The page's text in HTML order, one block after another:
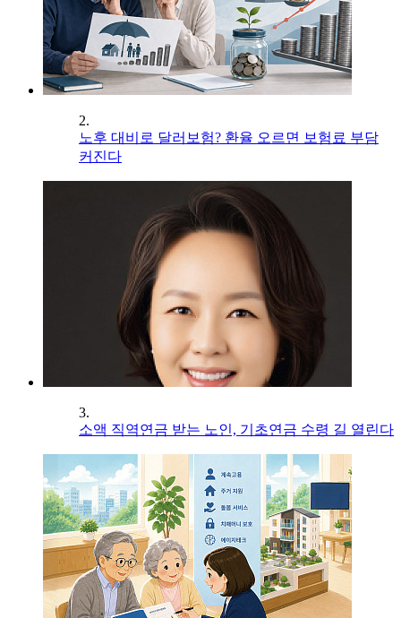
2.
노후 대비로 달러보험? 환율 오르면 보험료 부담
커진다
3.
소액 직역연금 받는 노인, 기초연금 수령 길 열린다